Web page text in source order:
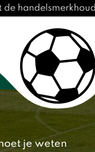
de
je weten